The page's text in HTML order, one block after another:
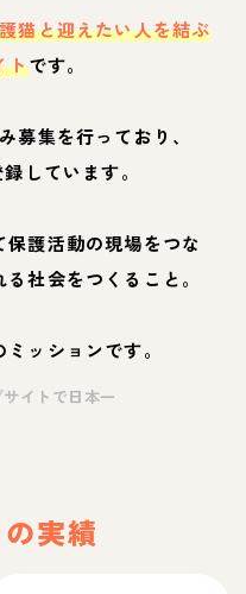
猫と迎えたい人を結ぶ
トです。
募集を行っており、
しています。
護活動の現場をつな
社会をつくること。
ッションです。
イトで日本一
実績